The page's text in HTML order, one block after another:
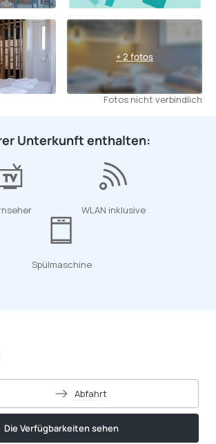
+ 2 fotos
Fotos nicht verbindlich
Unterkunft enthalten:
WLAN inklusive
Spülmaschine
Abfahrt
Die Verfügbarkeiten sehen